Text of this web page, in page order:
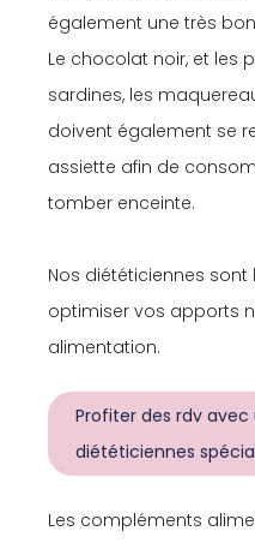
également une très
Le chocolat noir, et les
sardines, les
doivent également se
assiette afin de
tomber enceinte.
Nos diététiciennes
optimiser vos apports
alimentation.
Profiter des rdv avec
diététiciennes
Les compléments